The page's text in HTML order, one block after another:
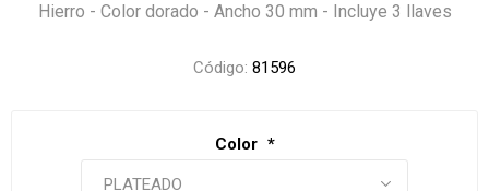
Hierro - Color dorado - Ancho 30 mm - Incluye 3 llaves
Código: 81596
Color *